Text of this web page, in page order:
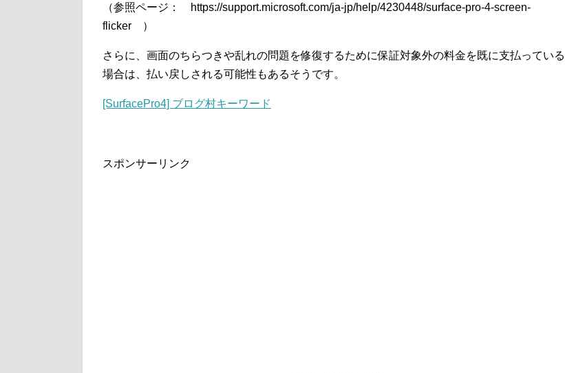
（参照ページ： https://support.microsoft.com/ja-jp/help/4230448/surface-pro-4-screen-
flicker ）
さらに、画面のちらつきや乱れの問題を修復するために保証対象外の料金を既に支払っている
場合は、払い戻しされる可能性もあるそうです。
[SurfacePro4] ブログ村キーワード
スポンサーリンク